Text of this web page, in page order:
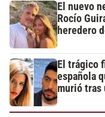
El nuevo
Rocío
heredero
El trágico
española
murió tras